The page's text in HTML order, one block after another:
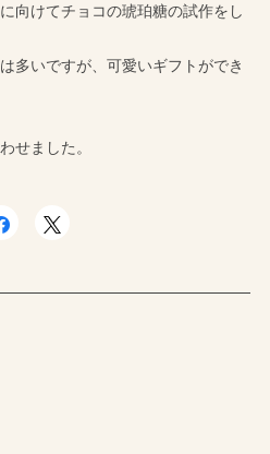
向けてチョコの琥珀糖の試作をし
多いですが、可愛いギフトができ
せました。